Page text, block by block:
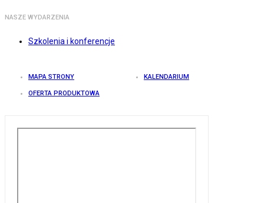
NASZE WYDARZENIA
Szkolenia i konferencje
MAPA STRONY KALENDARIUM
OFERTA PRODUKTOWA